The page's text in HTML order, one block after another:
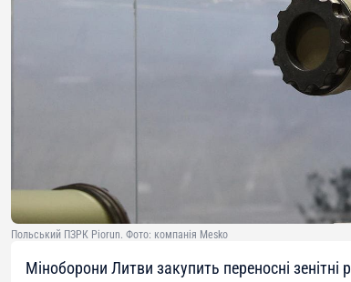
Польський ПЗРК Piorun. Фото: компанія Mesko
Міноборони Литви закупить переносні